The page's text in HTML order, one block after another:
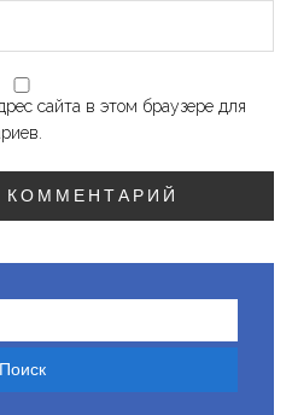
сайта в этом браузере для